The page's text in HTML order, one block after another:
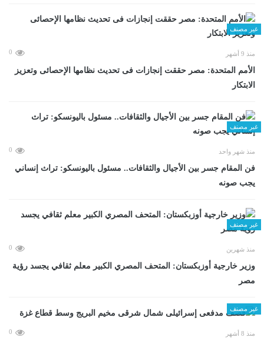
غير مصنف
منذ 9 أشهر 0
الأمم المتحدة: مصر حققت إنجازات فى تحديث نظامها الإحصائى وتعزيز
الابتكار
غير مصنف
منذ شهر واحد 0
فن المقام جسر بين الأجيال والثقافات.. مسئول باليونسكو: تراث إنساني
يجب صونه
غير مصنف
منذ شهرين 0
وزير خارجية أوزبكستان: المتحف المصري الكبير معلم ثقافي يجسد رؤية
مصر
غير مصنف
منذ 8 أشهر 0